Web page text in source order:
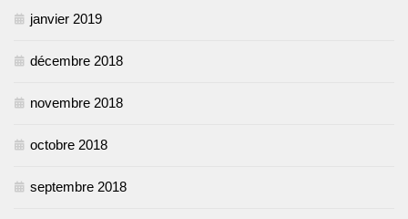
janvier 2019
décembre 2018
novembre 2018
octobre 2018
septembre 2018